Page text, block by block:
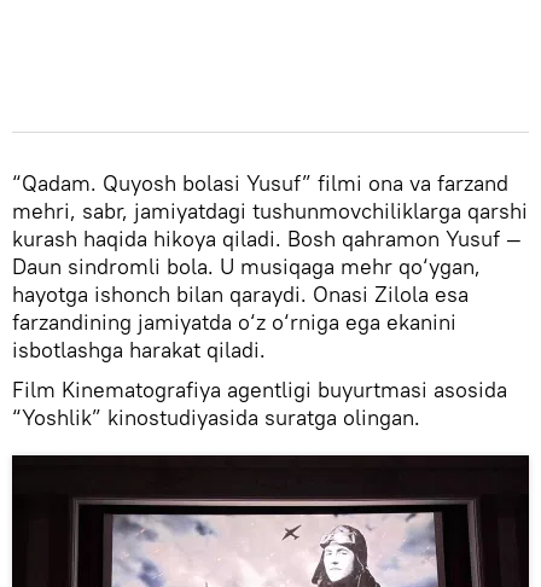
“Qadam. Quyosh bolasi Yusuf” filmi ona va farzand
mehri, sabr, jamiyatdagi tushunmovchiliklarga qarshi
kurash haqida hikoya qiladi. Bosh qahramon Yusuf —
Daun sindromli bola. U musiqaga mehr qo‘ygan,
hayotga ishonch bilan qaraydi. Onasi Zilola esa
farzandining jamiyatda o‘z o‘rniga ega ekanini
isbotlashga harakat qiladi.
Film Kinematografiya agentligi buyurtmasi asosida
“Yoshlik” kinostudiyasida suratga olingan.